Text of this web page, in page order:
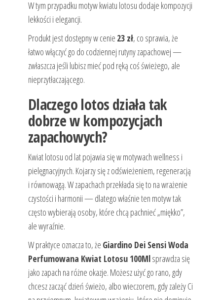
W tym przypadku motyw kwiatu lotosu dodaje kompozycji
lekkości i elegancji.
Produkt jest dostępny w cenie 23 zł, co sprawia, że
łatwo włączyć go do codziennej rutyny zapachowej —
zwłaszcza jeśli lubisz mieć pod ręką coś świeżego, ale
nieprzytłaczającego.
Dlaczego lotos działa tak
dobrze w kompozycjach
zapachowych?
Kwiat lotosu od lat pojawia się w motywach wellness i
pielęgnacyjnych. Kojarzy się z odświeżeniem, regeneracją
i równowagą. W zapachach przekłada się to na wrażenie
czystości i harmonii — dlatego właśnie ten motyw tak
często wybierają osoby, które chcą pachnieć „miękko”,
ale wyraźnie.
W praktyce oznacza to, że Giardino Dei Sensi Woda
Perfumowana Kwiat Lotosu 100Mlsprawdza się
jako zapach na różne okazje. Możesz użyć go rano, gdy
chcesz zacząć dzień świeżo, albo wieczorem, gdy zależy Ci